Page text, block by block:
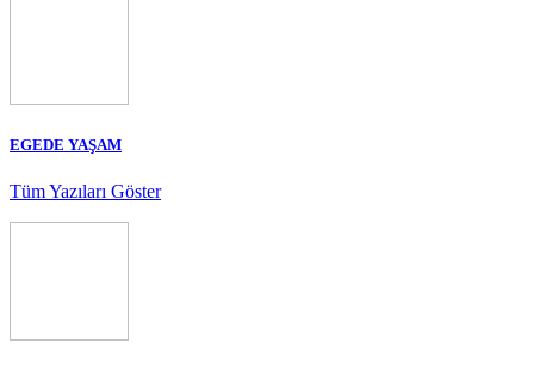
EGEDE YAŞAM
Tüm Yazıları Göster